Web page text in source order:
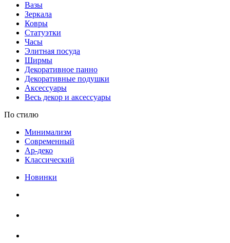
Вазы
Зеркала
Ковры
Статуэтки
Часы
Элитная посуда
Ширмы
Декоративное панно
Декоративные подушки
Аксессуары